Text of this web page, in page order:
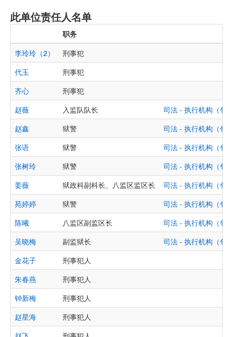
此单位责任人名单
职务
李玲玲（2）
刑事犯
代玉
刑事犯
齐心
刑事犯
赵薇
入监队队长
司法 - 执行机构（
赵鑫
狱警
司法 - 执行机构（
张语
狱警
司法 - 执行机构（
张树玲
狱警
司法 - 执行机构（
姜薇
狱政科副科长、八监区监区长
司法 - 执行机构（
苑婷婷
狱警
司法 - 执行机构（
陈曦
八监区副监区长
司法 - 执行机构（
吴晓梅
副监狱长
司法 - 执行机构（
金花子
刑事犯人
朱春燕
刑事犯人
钟新梅
刑事犯人
赵星海
刑事犯人